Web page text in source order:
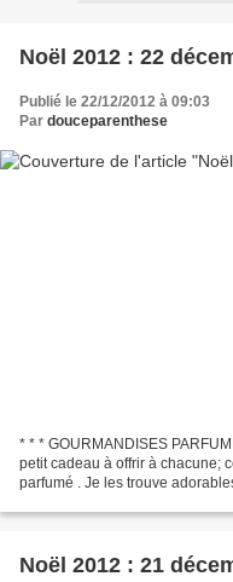
Noël 2012 : 22
Publié le 22/12/2012 à 09:03
Par douceparenthese
* * * GOURMANDISES
petit cadeau à offrir à chacune;
parfumé . Je les trouve
Noël 2012 : 21